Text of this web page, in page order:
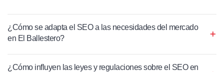
¿Cómo se adapta el SEO a las necesidades del mercado
en El Ballestero?
¿Cómo influyen las leyes y regulaciones sobre el SEO en